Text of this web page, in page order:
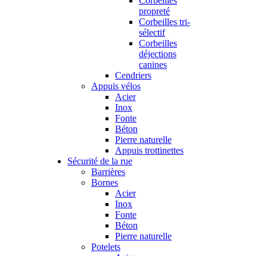
propreté
Corbeilles tri-
sélectif
Corbeilles
déjections
canines
Cendriers
Appuis vélos
Acier
Inox
Fonte
Béton
Pierre naturelle
Appuis trottinettes
Sécurité de la rue
Barrières
Bornes
Acier
Inox
Fonte
Béton
Pierre naturelle
Potelets